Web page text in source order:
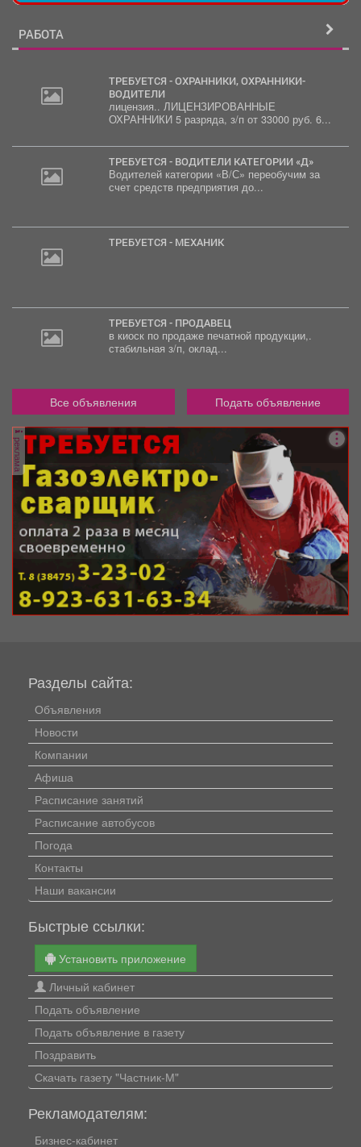
РАБОТА
ТРЕБУЕТСЯ - ОХРАННИКИ, ОХРАННИКИ-
ВОДИТЕЛИ
лицензия.. ЛИЦЕНЗИРОВАННЫЕ
ОХРАННИКИ 5 разряда, з/п от 33000 руб. 6...
ТРЕБУЕТСЯ - ВОДИТЕЛИ КАТЕГОРИИ «Д»
Водителей категории «В/С» переобучим за
счет средств предприятия до...
ТРЕБУЕТСЯ - МЕХАНИК
ТРЕБУЕТСЯ - ПРОДАВЕЦ
в киоск по продаже печатной продукции,.
стабильная з/п, оклад...
Все объявления Подать объявление
реклама
Разделы сайта:
Объявления
Новости
Компании
Афиша
Расписание занятий
Расписание автобусов
Погода
Контакты
Наши вакансии
Быстрые ссылки:
Установить приложение
Личный кабинет
Подать объявление
Подать объявление в газету
Поздравить
Скачать газету "Частник-М"
Рекламодателям:
Бизнес-кабинет